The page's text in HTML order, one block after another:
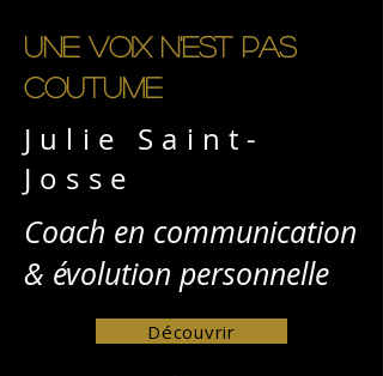
Une voix n'est pas
coutume
Julie Saint-
Josse
Coach en communication
& évolution personnelle
Découvrir